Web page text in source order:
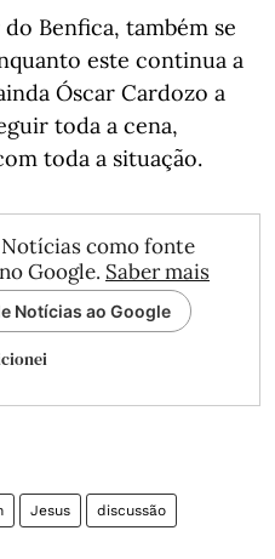
Benfica, também se
este continua a
Óscar Cardozo a
toda a cena,
toda a situação.
como fonte
Google. Saber mais
Notícias ao Google
Jesus discussão